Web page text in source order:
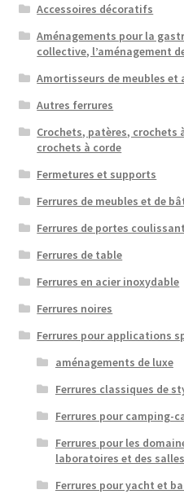
Accessoires décoratifs
Aménagements pour la
collective, l’aménagement
Amortisseurs de meubles
Autres ferrures
Crochets, patères,
crochets à corde
Fermetures et supports
Ferrures de meubles et de
Ferrures de portes
Ferrures de table
Ferrures en acier inoxydable
Ferrures noires
Ferrures pour applications
aménagements de luxe
Ferrures classiques de
Ferrures pour camping-
Ferrures pour les
laboratoires et des
Ferrures pour yacht et